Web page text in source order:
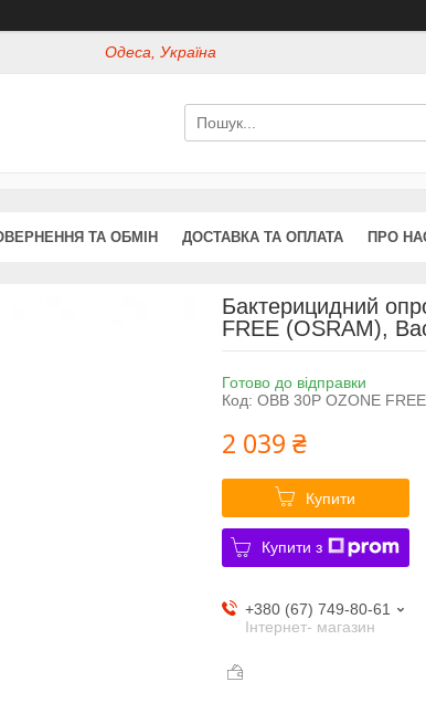
Одеса, Україна
ТА ОБМІН ДОСТАВКА ТА ОПЛАТА ПРО
Бактерицидний
FREE (OSRAM),
Готово до відправки
Код: OBB 30P OZONE FREE
2 039 ₴
Купити
Купити з
+380 (67) 749-80-61
Інтернет- магазин